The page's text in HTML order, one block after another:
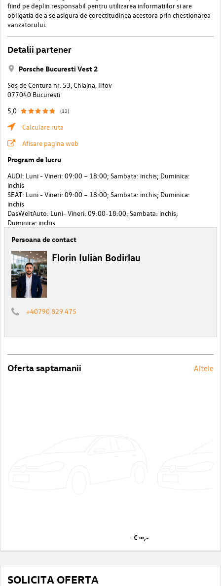
fiind pe deplin responsabil pentru utilizarea informatiilor si are
obligatia de a se asigura de corectitudinea acestora prin chestionarea
vanzatorului.
Detalii partener
Porsche Bucuresti Vest 2
Sos de Centura nr. 53, Chiajna, Ilfov
077040 Bucuresti
5,0
(12)
Calculare ruta
Afisare pagina web
Program de lucru
AUDI: Luni - Vineri: 09:00 – 18:00; Sambata: inchis; Duminica:
inchis
SEAT: Luni - Vineri: 09:00 – 18:00; Sambata: inchis; Duminica:
inchis
DasWeltAuto: Luni- Vineri: 09:00-18:00; Sambata: inchis;
Duminica: inchis
Persoana de contact
Florin Iulian Bodirlau
+40790 829 475
Oferta saptamanii Altele
€ ∞,-
SOLICITA OFERTA